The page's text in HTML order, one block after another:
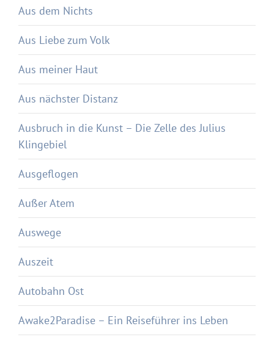
Aus dem Nichts
Aus Liebe zum Volk
Aus meiner Haut
Aus nächster Distanz
Ausbruch in die Kunst – Die Zelle des Julius
Klingebiel
Ausgeflogen
Außer Atem
Auswege
Auszeit
Autobahn Ost
Awake2Paradise – Ein Reiseführer ins Leben